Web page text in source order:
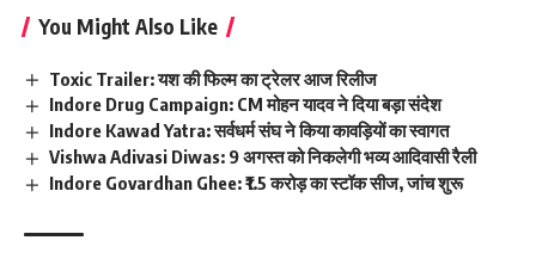
You Might Also Like
Toxic Trailer: यश की फिल्म का ट्रेलर आज रिलीज
Indore Drug Campaign: CM मोहन यादव ने दिया बड़ा संदेश
Indore Kawad Yatra: सर्वधर्म संघ ने किया कावड़ियों का स्वागत
Vishwa Adivasi Diwas: 9 अगस्त को निकलेगी भव्य आदिवासी रैली
Indore Govardhan Ghee: ₹1.5 करोड़ का स्टॉक सीज, जांच शुरू